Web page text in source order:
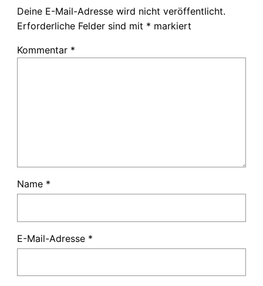
Deine E-Mail-Adresse wird nicht veröffentlicht.
Erforderliche Felder sind mit * markiert
Kommentar *
Name *
E-Mail-Adresse *